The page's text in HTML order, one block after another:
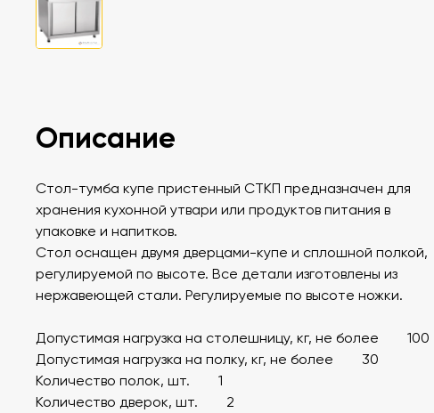
Описание
Стол-тумба купе пристенный СТКП предназначен для
хранения кухонной утвари или продуктов питания в
упаковке и напитков.
Стол оснащен двумя дверцами-купе и сплошной полкой,
регулируемой по высоте. Все детали изготовлены из
нержавеющей стали. Регулируемые по высоте ножки.
Допустимая нагрузка на столешницу, кг, не более 100
Допустимая нагрузка на полку, кг, не более 30
Количество полок, шт. 1
Количество дверок, шт. 2